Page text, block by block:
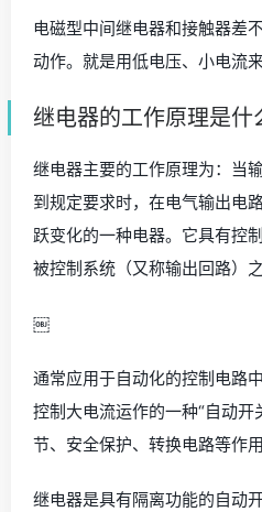
电磁型中间继电器和接触器差
动作。就是用低电压、小电流
继电器的工作原理是什
继电器主要的工作原理为：当
到规定要求时，在电气输出电
跃变化的一种电器。它具有控
被控制系统（又称输出回路）
￼
通常应用于自动化的控制电路
控制大电流运作的一种“自动开
节、安全保护、转换电路等作用
继电器是具有隔离功能的自动